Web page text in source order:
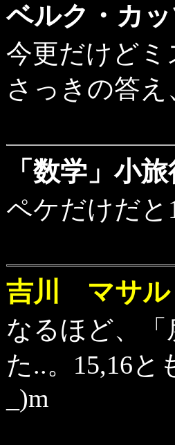
ベルク・カ
今更だけどミ
さっきの答
「数学」小
ペケだけだと
吉川 マサル
なるほど、
た..。15,16
_)m